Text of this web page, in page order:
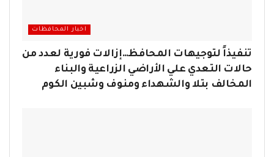
اخبار المحافظات
تنفيذاً لتوجيهات المحافظ…إزالات فورية لعدد من
حالات التعدي علي الأراضي الزراعية والبناء
المخالف بتلا والشهداء ومنوف وشبين الكوم